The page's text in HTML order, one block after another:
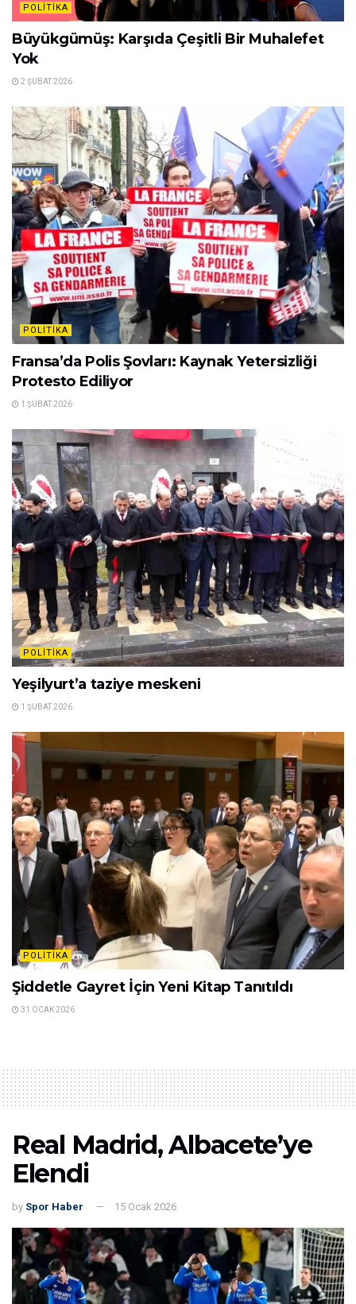
POLITIKA
Büyükgümüş: Karşıda Çeşitli Bir Muhalefet
Yok
2 ŞUBAT 2026
POLITIKA
Fransa’da Polis Şovları: Kaynak Yetersizliği
Protesto Ediliyor
1 ŞUBAT 2026
POLITIKA
Yeşilyurt’a taziye meskeni
1 ŞUBAT 2026
POLITIKA
Şiddetle Gayret İçin Yeni Kitap Tanıtıldı
31 OCAK 2026
Real Madrid, Albacete’ye
Elendi
by Spor Haber 15 Ocak 2026